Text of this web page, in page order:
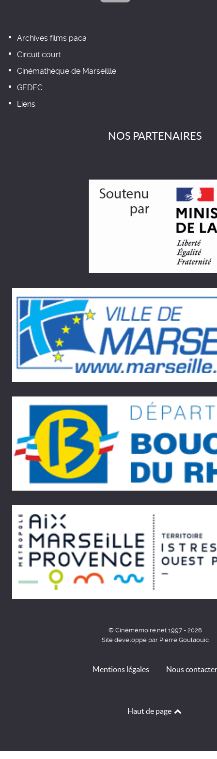
Archives films paca
Circuit court
Cinémathèque de Marseillle
GEDEC
Liens
NOS PARTENAIRES
© Cinémémoire.net 1997 - 2026
Site développé par Pierre Goulaouic
Mentions légales Nous contacter
Haut de page